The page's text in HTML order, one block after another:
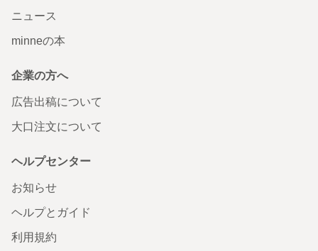
ニュース
minneの本
企業の方へ
広告出稿について
大口注文について
ヘルプセンター
お知らせ
ヘルプとガイド
利用規約